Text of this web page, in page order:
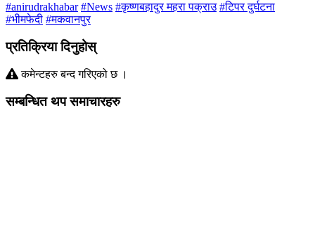
#anirudrakhabar #News #कृष्णबहादुर महरा पक्राउ #टिपर दुर्घटना
#भीमफेदी #मकवानपुर
प्रतिक्रिया दिनुहोस्
कमेन्टहरु बन्द गरिएको छ ।
सम्बन्धित थप समाचारहरु